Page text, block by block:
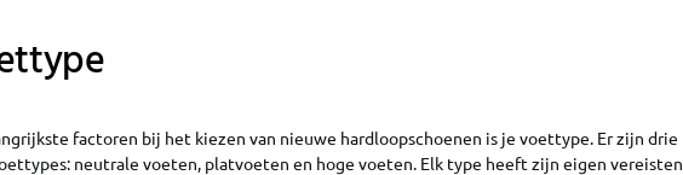
factoren bij het kiezen van nieuwe hardloopschoenen is je voettype. Er zijn drie
neutrale voeten, platvoeten en hoge voeten. Elk type heeft zijn eigen vereisten